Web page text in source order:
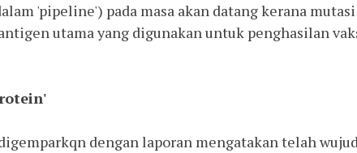
'pipeline') pada masa akan datang kerana mutasi
utama yang digunakan untuk penghasilan
dengan laporan mengatakan telah